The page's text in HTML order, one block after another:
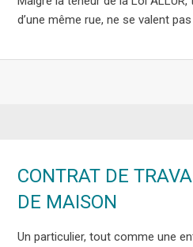
d’une même rue, ne se valent
CONTRAT DE
DE MAISON
Un particulier, tout comme une